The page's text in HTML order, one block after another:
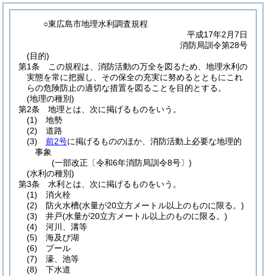
○東広島市地理水利調査規程
平成17年2月7日
消防局訓令第28号
(目的)
第1条
この規程は、消防活動の万全を図るため、地理水利の
実態を常に把握し、その保全の充実に努めるとともにこれ
らの危険防止の適切な措置を図ることを目的とする。
(地理の種別)
第2条
地理とは、次に掲げるものをいう。
(1)
地勢
(2)
道路
(3)
前2号に掲げるもののほか、消防活動上必要な地理的
事象
(一部改正〔令和6年消防局訓令8号〕)
(水利の種別)
第3条
水利とは、次に掲げるものをいう。
(1)
消火栓
(2)
防火水槽(水量が20立方メートル以上のものに限る。)
(3)
井戸(水量が20立方メートル以上のものに限る。)
(4)
河川、溝等
(5)
海及び湖
(6)
プール
(7)
濠、池等
(8)
下水道